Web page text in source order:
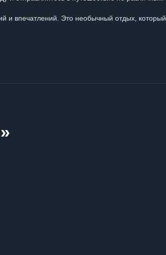
и впечатлений. Это необычный отдых,